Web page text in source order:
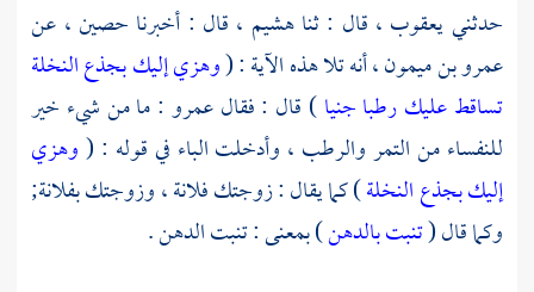
حدثنييعقوب ، قال : ثناهشيم ، قال : أخبرنا حصين ، عن
عمرو بن ميمون ،أنه تلا هذه الآية : (وهزي إليك بجذع النخلة
تساقط عليك رطبا جنيا) قال : فقالعمرو : ما من شيء خير
للنفساء من التمر والرطب ، وأدخلت الباء في قوله : (وهزي
إليك بجذع النخلة) كما يقال : زوجتك فلانة ، وزوجتك بفلانة;
وكما قال (تنبت بالدهن) بمعنى : تنبت الدهن .